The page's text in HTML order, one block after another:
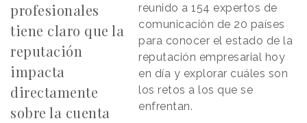
profesionales
tiene claro que la
reputación
impacta
directamente
sobre la cuenta
reunido a 154 expertos de
comunicación de 20 países
para conocer el estado de la
reputación empresarial hoy
en día y explorar cuáles son
los retos a los que se
enfrentan.